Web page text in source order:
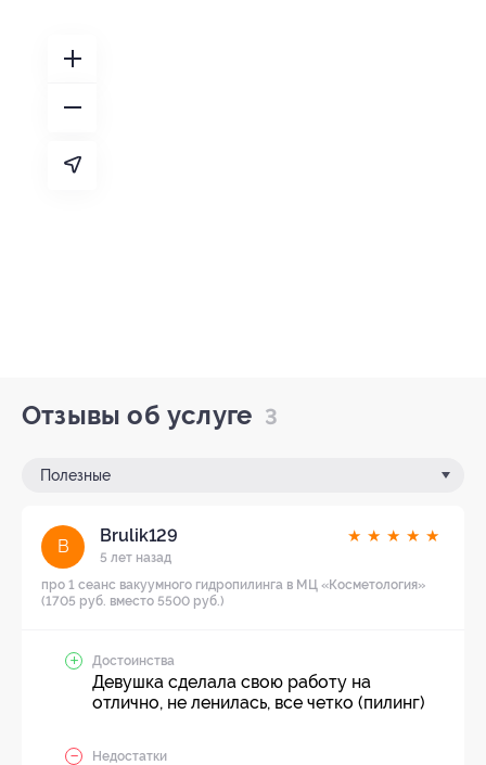
Отзывы об услуге 3
Полезные
B
Brulik129
5 лет назад
★ ★ ★ ★ ★
про 1 сеанс вакуумного гидропилинга в МЦ «Косметология»
(1705 руб. вместо 5500 руб.)
Достоинства
Девушка сделала свою работу на
отлично, не ленилась, все четко (пилинг)
Недостатки